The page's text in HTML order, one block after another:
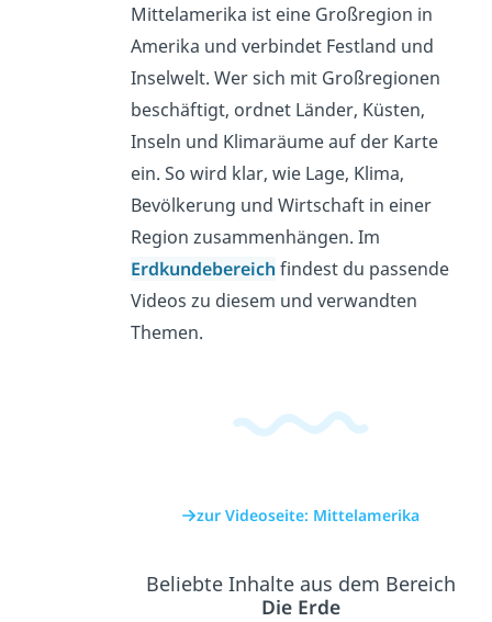
Mittelamerika ist eine Großregion in
Amerika und verbindet Festland und
Inselwelt. Wer sich mit Großregionen
beschäftigt, ordnet Länder, Küsten,
Inseln und Klimaräume auf der Karte
ein. So wird klar, wie Lage, Klima,
Bevölkerung und Wirtschaft in einer
Region zusammenhängen. Im
Erdkundebereich findest du passende
Videos zu diesem und verwandten
Themen.
zur Videoseite: Mittelamerika
Beliebte Inhalte aus dem Bereich
Die Erde